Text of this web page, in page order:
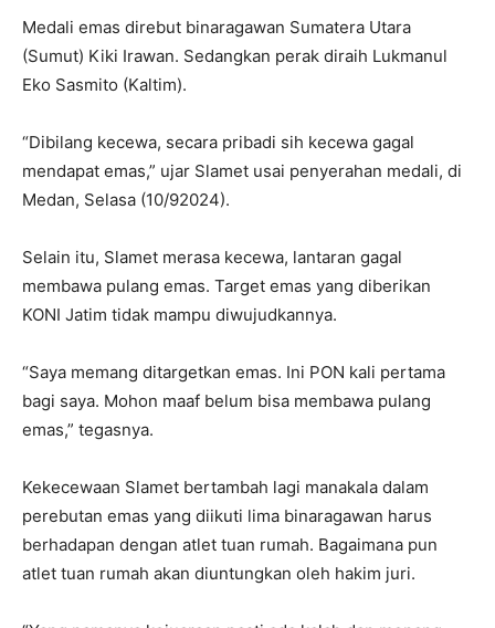
Medali emas direbut binaragawan Sumatera Utara
(Sumut) Kiki Irawan. Sedangkan perak diraih Lukmanul
Eko Sasmito (Kaltim).
“Dibilang kecewa, secara pribadi sih kecewa gagal
mendapat emas,” ujar Slamet usai penyerahan medali, di
Medan, Selasa (10/92024).
Selain itu, Slamet merasa kecewa, lantaran gagal
membawa pulang emas. Target emas yang diberikan
KONI Jatim tidak mampu diwujudkannya.
“Saya memang ditargetkan emas. Ini PON kali pertama
bagi saya. Mohon maaf belum bisa membawa pulang
emas,” tegasnya.
Kekecewaan Slamet bertambah lagi manakala dalam
perebutan emas yang diikuti lima binaragawan harus
berhadapan dengan atlet tuan rumah. Bagaimana pun
atlet tuan rumah akan diuntungkan oleh hakim juri.